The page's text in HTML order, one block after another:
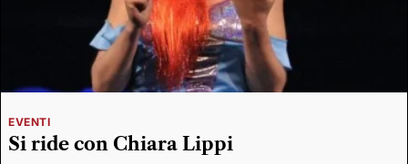
EVENTI
Si ride con Chiara Lippi